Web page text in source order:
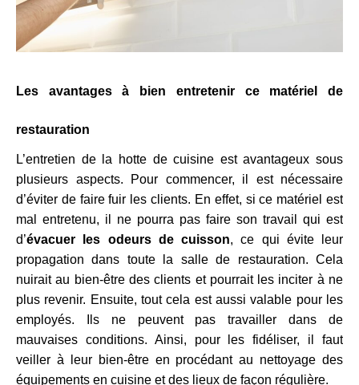
Les avantages à bien entretenir ce matériel de
restauration
L’entretien de la hotte de cuisine est avantageux sous
plusieurs aspects. Pour commencer, il est nécessaire
d’éviter de faire fuir les clients. En effet, si ce matériel est
mal entretenu, il ne pourra pas faire son travail qui est
d’évacuer les odeurs de cuisson, ce qui évite leur
propagation dans toute la salle de restauration. Cela
nuirait au bien-être des clients et pourrait les inciter à ne
plus revenir. Ensuite, tout cela est aussi valable pour les
employés. Ils ne peuvent pas travailler dans de
mauvaises conditions. Ainsi, pour les fidéliser, il faut
veiller à leur bien-être en procédant au nettoyage des
équipements en cuisine et des lieux de façon régulière.